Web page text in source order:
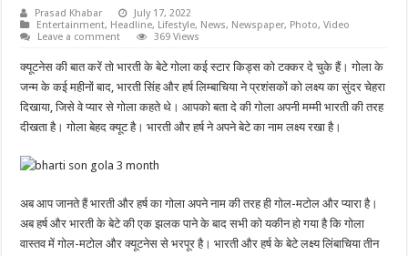
Prasad Khabar
July 17, 2022
Entertainment, Headline, Lifestyle, News, Newspaper, Photo,Video
Leave a comment
369 Views
क्यूटनेस की बात करें तो भारती के बेटे गोला कई स्टार किड्स को टक्कर दे चुके हैं। गोला के
जन्म के कई महीनों बाद, भारती सिंह और हर्ष लिम्बाचिया ने प्रशंसकों को लक्ष्य का सुंदर चेहरा
दिखाया, जिसे वे प्यार से गोला कहते थे। आपको बता दे की गोला अपनी मम्मी भारती की तरह
दीखता है। गोला बेहद क्यूट है। भारती और हर्ष ने अपने बेटे का नाम लक्ष्य रखा है।
अब आप जानते हैं भारती और हर्ष का गोला अपने नाम की तरह ही गोल-मटोल और प्यारा है।
अब हर्ष और भारती के बेटे की एक झलक पाने के बाद सभी को यकीन हो गया है कि गोला
वास्तव में गोल-मटोल और क्यूटनेस से भरपूर है। भारती और हर्ष के बेटे लक्ष्य लिंबाचिया तीन